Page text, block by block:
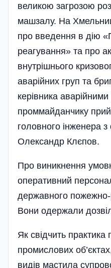
великою загрозою
маш­залу. На
про введення в дію
реагування» та про
внутрішнього
аварійних груп та
керівника
проммайданчику
головного інженера
Олександр Клєпов.
Про виникнення
оперативний
державного пожежно-
Вони одержали дозвіл
Як свідчить практика
промислових
видів мастила